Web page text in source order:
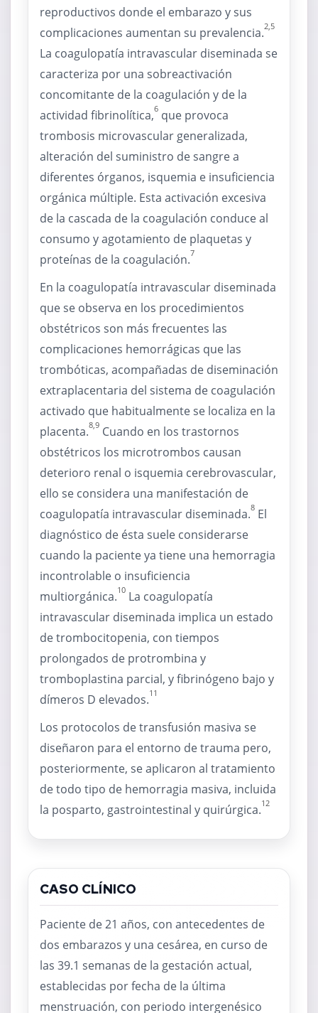
reproductivos donde el embarazo y sus
complicaciones aumentan su prevalencia.2,5
La coagulopatía intravascular diseminada se
caracteriza por una sobreactivación
concomitante de la coagulación y de la
actividad fibrinolítica,6 que provoca
trombosis microvascular generalizada,
alteración del suministro de sangre a
diferentes órganos, isquemia e insuficiencia
orgánica múltiple. Esta activación excesiva
de la cascada de la coagulación conduce al
consumo y agotamiento de plaquetas y
proteínas de la coagulación.7
En la coagulopatía intravascular diseminada
que se observa en los procedimientos
obstétricos son más frecuentes las
complicaciones hemorrágicas que las
trombóticas, acompañadas de diseminación
extraplacentaria del sistema de coagulación
activado que habitualmente se localiza en la
placenta.8,9 Cuando en los trastornos
obstétricos los microtrombos causan
deterioro renal o isquemia cerebrovascular,
ello se considera una manifestación de
coagulopatía intravascular diseminada.8 El
diagnóstico de ésta suele considerarse
cuando la paciente ya tiene una hemorragia
incontrolable o insuficiencia
multiorgánica.10 La coagulopatía
intravascular diseminada implica un estado
de trombocitopenia, con tiempos
prolongados de protrombina y
tromboplastina parcial, y fibrinógeno bajo y
dímeros D elevados.11
Los protocolos de transfusión masiva se
diseñaron para el entorno de trauma pero,
posteriormente, se aplicaron al tratamiento
de todo tipo de hemorragia masiva, incluida
la posparto, gastrointestinal y quirúrgica.12
CASO CLÍNICO
Paciente de 21 años, con antecedentes de
dos embarazos y una cesárea, en curso de
las 39.1 semanas de la gestación actual,
establecidas por fecha de la última
menstruación, con periodo intergenésico